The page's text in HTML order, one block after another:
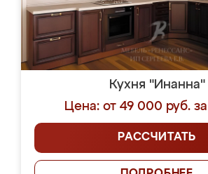
Кухня "Инанна"
Цена: от 49 000 руб.
РАССЧИТАТЬ